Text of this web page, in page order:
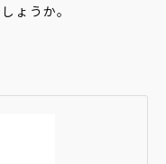
ょうか。